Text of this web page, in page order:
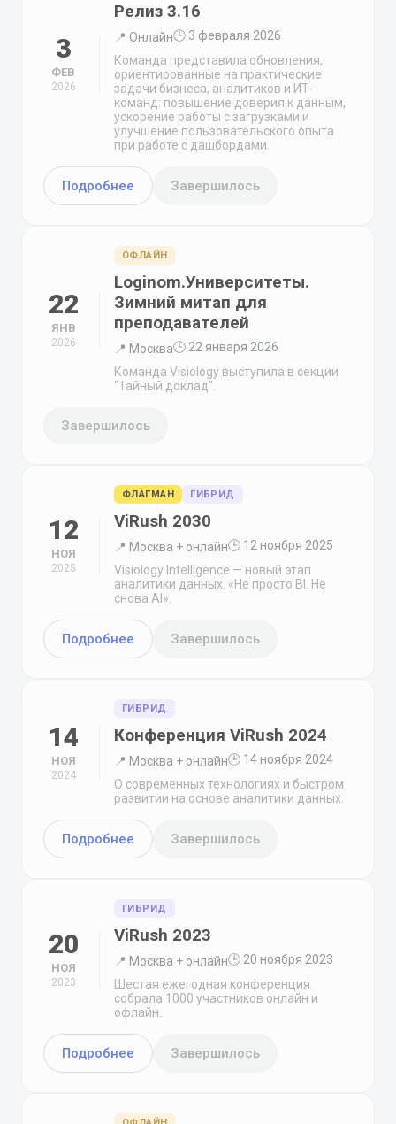
3
ФЕВ
2026
Релиз 3.16
📍 Онлайн🕒 3 февраля 2026
Команда представила обновления,
ориентированные на практические
задачи бизнеса, аналитиков и ИТ-
команд: повышение доверия к данным,
ускорение работы с загрузками и
улучшение пользовательского опыта
при работе с дашбордами.
Подробнее Завершилось
22
ЯНВ
2026
ОФЛАЙН
Loginom.Университеты.
Зимний митап для
преподавателей
📍 Москва🕒 22 января 2026
Команда Visiology выступила в секции
"Тайный доклад".
Завершилось
12
НОЯ
2025
ФЛАГМАН ГИБРИД
ViRush 2030
📍 Москва + онлайн🕒 12 ноября 2025
Visiology Intelligence — новый этап
аналитики данных. «Не просто BI. Не
снова AI».
Подробнее Завершилось
14
НОЯ
2024
ГИБРИД
Конференция ViRush 2024
📍 Москва + онлайн🕒 14 ноября 2024
О современных технологиях и быстром
развитии на основе аналитики данных.
Подробнее Завершилось
20
НОЯ
2023
ГИБРИД
ViRush 2023
📍 Москва + онлайн🕒 20 ноября 2023
Шестая ежегодная конференция
собрала 1000 участников онлайн и
офлайн.
Подробнее Завершилось